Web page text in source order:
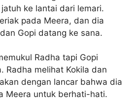
ke lantai dari lemari.
pada Meera, dan dia
Gopi datang ke sana.
Radha tapi Gopi
Radha melihat Kokila dan
dengan lancar bahwa dia
Meera untuk berhati-hati.